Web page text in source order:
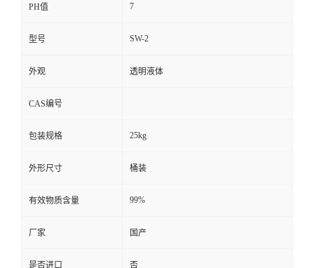
PH值 7
型号 SW-2
外观 透明液体
CAS编号
包装规格 25kg
外形尺寸 桶装
有效物质含量 99%
厂家 国产
是否进口 否